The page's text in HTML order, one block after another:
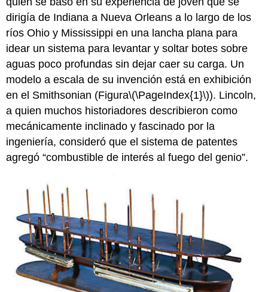
dirigía de Indiana a Nueva Orleans a lo largo de los
ríos Ohio y Mississippi en una lancha plana para
idear un sistema para levantar y soltar botes sobre
aguas poco profundas sin dejar caer su carga. Un
modelo a escala de su invención está en exhibición
en el Smithsonian (Figura\(\PageIndex{1}\)). Lincoln,
a quien muchos historiadores describieron como
mecánicamente inclinado y fascinado por la
ingeniería, consideró que el sistema de patentes
agregó “combustible de interés al fuego del genio”.